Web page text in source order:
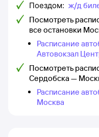
Поездом: ж/д
Посмотреть
все остановки
Расписание
Автовокзал
Посмотреть
Сердобска —
Расписание
Москва